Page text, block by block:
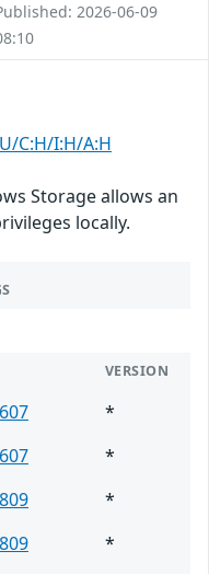
2026-06-09
C:H/I:H/A:H
Storage allows an
locally.
VERSION
*
*
*
*